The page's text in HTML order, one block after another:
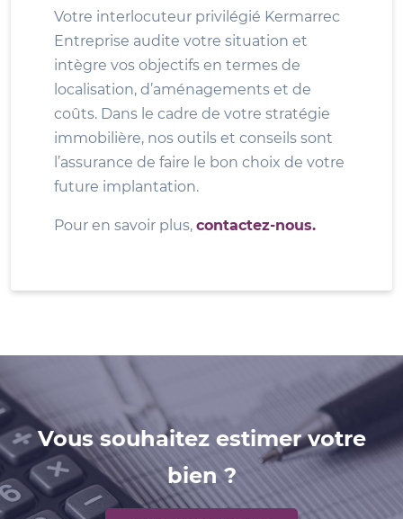
Votre interlocuteur privilégié Kermarrec
Entreprise audite votre situation et
intègre vos objectifs en termes de
localisation, d’aménagements et de
coûts. Dans le cadre de votre stratégie
immobilière, nos outils et conseils sont
l’assurance de faire le bon choix de votre
future implantation.
Pour en savoir plus, contactez-nous.
Vous souhaitez estimer votre
bien ?